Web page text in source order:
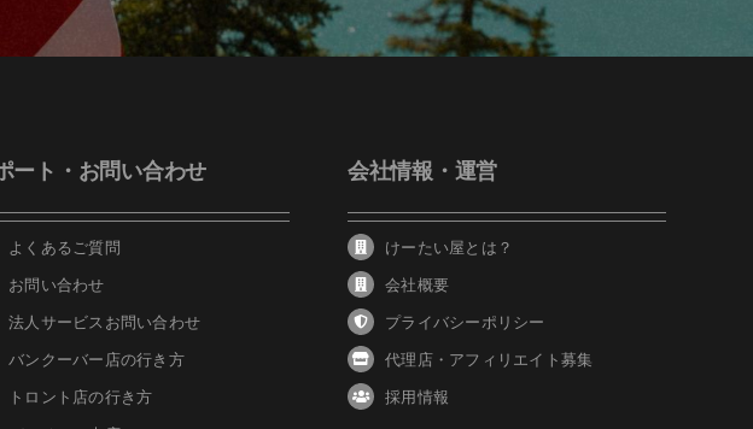
ート・お問い合わせ
よくあるご質問
お問い合わせ
法人サービスお問い合わせ
バンクーバー 店の行き方
トロント店の行き方
会社情報・運営
けーたい屋とは？
会社概要
プライバシーポリシー
代理店・アフィリエイト募集
採用情報